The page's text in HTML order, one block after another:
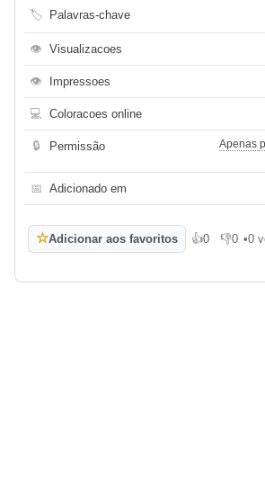
🏷 Palavras-chave
👁 Visualizacoes
👁 Impressoes
💻 Coloracoes online
🔒 Permissão
Apenas
📅 Adicionado em
☆Adicionar aos favoritos 👍0
Gosto 👎0
Não•0